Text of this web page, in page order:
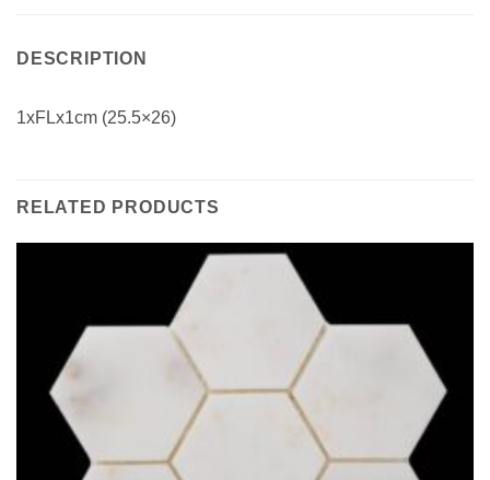
DESCRIPTION
1xFLx1cm (25.5×26)
RELATED PRODUCTS